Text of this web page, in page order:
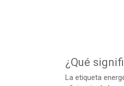
¿Qué
La etiqueta